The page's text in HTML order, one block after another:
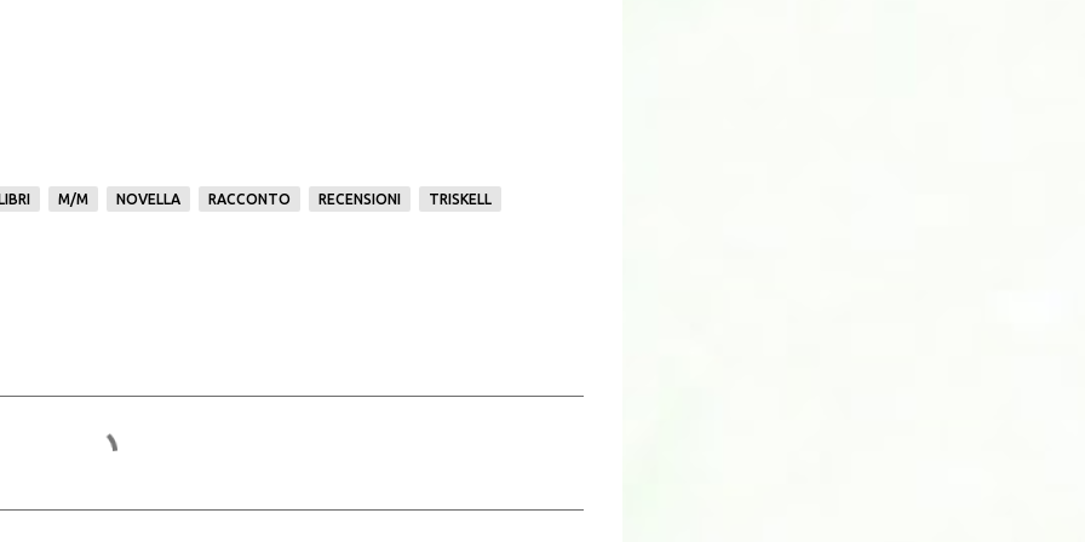
M/M NOVELLA RACCONTO RECENSIONI TRISKELL